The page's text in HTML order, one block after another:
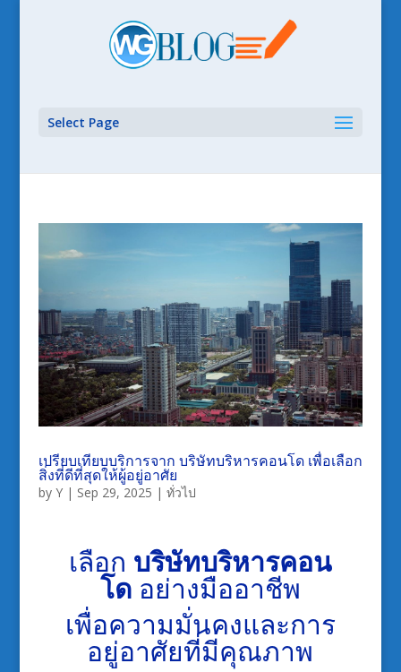
Select Page
เปรียบเทียบบริการจาก บริษัทบริหารคอนโด เพื่อเลือก
สิ่งที่ดีที่สุดให้ผู้อยู่อาศัย
by Y| Sep 29, 2025 | ทั่วไป
เลือก บริษัทบริหารคอน
โดอย่างมืออาชีพ
เพื่อความมั่นคงและการ
อยู่อาศัยที่มีคุณภาพ